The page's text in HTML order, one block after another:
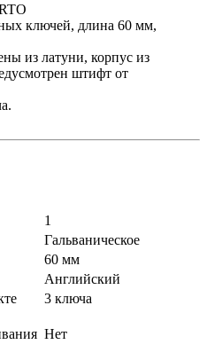
ключей, длина 60 мм,
из латуни, корпус из
штифт от
1
Гальваническое
60 мм
Английский
3 ключа
Нет